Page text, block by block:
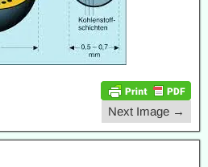
Next Image →